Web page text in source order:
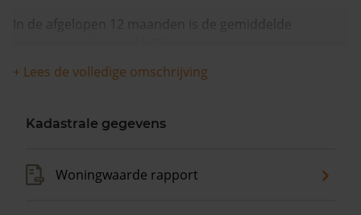
In de afgelopen 12 maanden is de gemiddelde
+ Lees de volledige omschrijving
Kadastrale gegevens
Woningwaarde rapport